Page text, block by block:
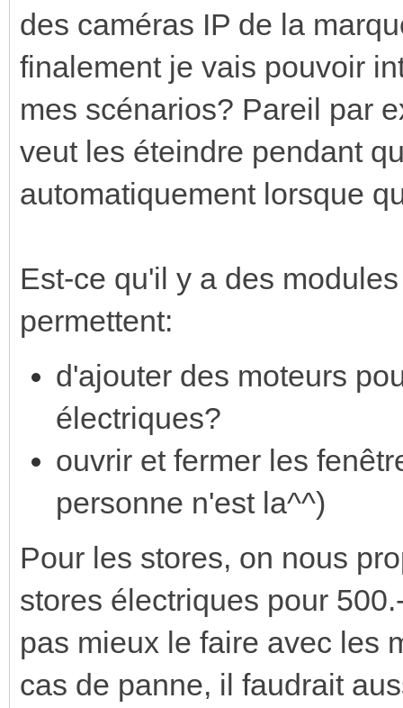
des caméras IP de la
finalement je vais pouvoir
mes scénarios? Pareil par
veut les éteindre pendant
automatiquement lorsque
Est-ce qu'il y a des
permettent:
d'ajouter des moteurs
électriques?
ouvrir et fermer les
personne n'est la^^)
Pour les stores, on nous
stores électriques pour
pas mieux le faire avec les
cas de panne, il faudrait